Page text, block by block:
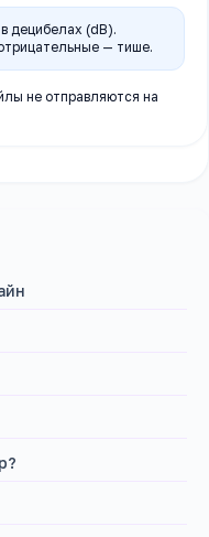
децибелах (dB).
— тише.
не отправляются на